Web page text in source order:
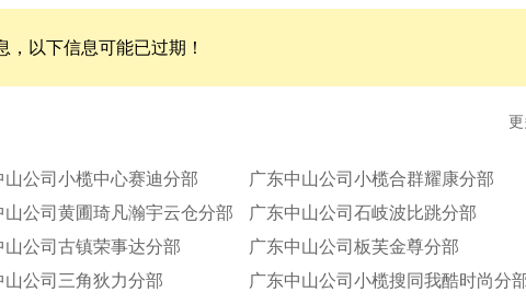
以下信息可能已过期！
山公司小榄中心赛迪分部
广东中山公司小榄合群耀康分部
山公司黄圃琦凡瀚宇云仓分部
广东中山公司石岐波比跳分部
山公司古镇荣事达分部
广东中山公司板芙金尊分部
山公司三角狄力分部
广东中山公司小榄搜同我酷时尚分